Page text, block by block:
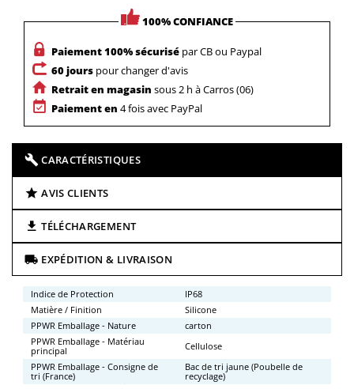
100% CONFIANCE
Paiement 100% sécurisé par CB ou Paypal
60 jours pour changer d'avis
Retrait en magasin sous 2 h à Carros (06)
Paiement en 4 fois avec PayPal
CARACTÉRISTIQUES
AVIS CLIENTS
TÉLÉCHARGEMENT
EXPÉDITION & LIVRAISON
Indice de Protection
IP68
Matière / Finition
Silicone
PPWR Emballage - Nature
carton
PPWR Emballage - Matériau
principal
Cellulose
PPWR Emballage - Consigne de
tri (France)
Bac de tri jaune (Poubelle de
recyclage)